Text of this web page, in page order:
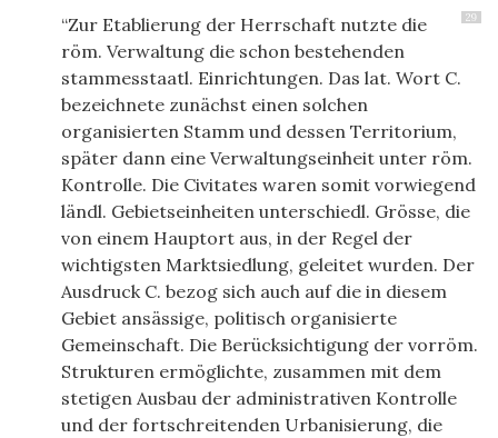
29
“Zur Etablierung der Herrschaft nutzte die
röm. Verwaltung die schon bestehenden
stammesstaatl. Einrichtungen. Das lat. Wort C.
bezeichnete zunächst einen solchen
organisierten Stamm und dessen Territorium,
später dann eine Verwaltungseinheit unter röm.
Kontrolle. Die Civitates waren somit vorwiegend
ländl. Gebietseinheiten unterschiedl. Grösse, die
von einem Hauptort aus, in der Regel der
wichtigsten Marktsiedlung, geleitet wurden. Der
Ausdruck C. bezog sich auch auf die in diesem
Gebiet ansässige, politisch organisierte
Gemeinschaft. Die Berücksichtigung der vorröm.
Strukturen ermöglichte, zusammen mit dem
stetigen Ausbau der administrativen Kontrolle
und der fortschreitenden Urbanisierung, die